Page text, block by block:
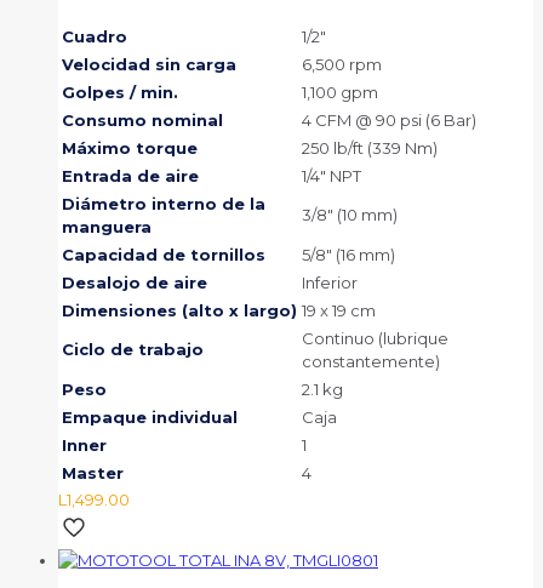
Cuadro
1/2″
Velocidad sin carga
6,500 rpm
Golpes / min.
1,100 gpm
Consumo nominal
4 CFM @ 90 psi (6 Bar)
Máximo torque
250 lb/ft (339 Nm)
Entrada de aire
1/4″ NPT
Diámetro interno de la
manguera
3/8″ (10 mm)
Capacidad de tornillos
5/8″ (16 mm)
Desalojo de aire
Inferior
Dimensiones (alto x largo) 19 x 19 cm
Ciclo de trabajo
Continuo (lubrique
constantemente)
Peso
2.1 kg
Empaque individual
Caja
Inner
1
Master
4
L1,499.00